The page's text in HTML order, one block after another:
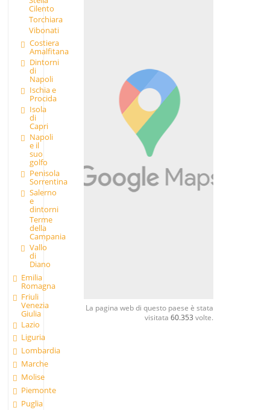
Cilento
Torchiara
Vibonati
Costiera
Amalfitana
Dintorni
di
Napoli
Ischia e
Procida
Isola
di
Capri
Napoli
e il
suo
golfo
Penisola
Sorrentina
Salerno
e
dintorni
Terme
della
Campania
Vallo
di
Diano
Emilia
Romagna
Friuli
Venezia
Giulia
Lazio
Liguria
Lombardia
Marche
Molise
Piemonte
Puglia
La pagina web di questo paese è stata
visitata 60.353 volte.